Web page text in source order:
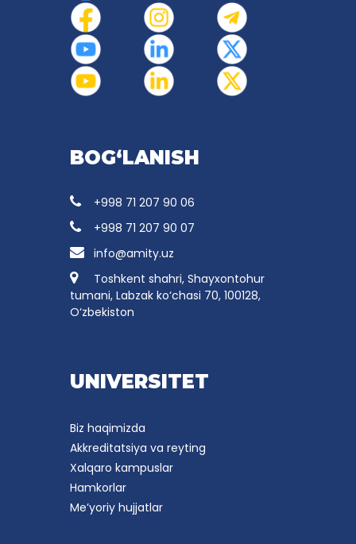
BOG‘LANISH
+998 71 207 90 06
+998 71 207 90 07
info@amity.uz
Toshkent shahri, Shayxontohur
tumani, Labzak ko‘chasi 70, 100128,
O‘zbekiston
UNIVERSITET
Biz haqimizda
Akkreditatsiya va reyting
Xalqaro kampuslar
Hamkorlar
Me’yoriy hujjatlar